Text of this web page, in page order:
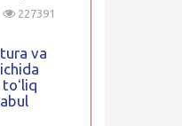
227391
va